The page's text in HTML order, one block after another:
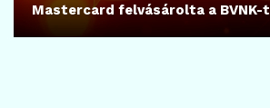
Mastercard felvásárolta a BVNK-t